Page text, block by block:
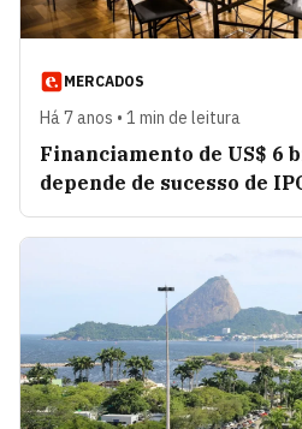
MERCADOS
Há 7 anos • 1 min de leitura
Financiamento de US$ 6
depende de sucesso de